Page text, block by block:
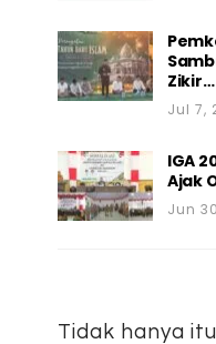
Zikir…
Jul 7,
IGA
Ajak
Jun
Tidak hanya